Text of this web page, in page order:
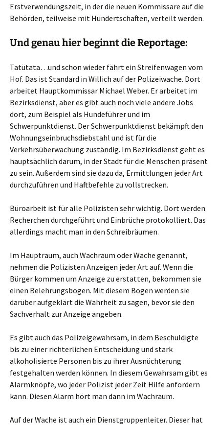
Erstverwendungszeit, in der die neuen Kommissare auf die
Behörden, teilweise mit Hundertschaften, verteilt werden.
Und genau hier beginnt die Reportage:
Tatütata…und schon wieder fährt ein Streifenwagen vom
Hof. Das ist Standard in Willich auf der Polizeiwache. Dort
arbeitet Hauptkommissar Michael Weber. Er arbeitet im
Bezirksdienst, aber es gibt auch noch viele andere Jobs
dort, zum Beispiel als Hundeführer und im
Schwerpunktdienst. Der Schwerpunktdienst bekämpft den
Wohnungseinbruchsdiebstahl und ist für die
Verkehrsüberwachung zuständig. Im Bezirksdienst geht es
hauptsächlich darum, in der Stadt für die Menschen präsent
zu sein. Außerdem sind sie dazu da, Ermittlungen jeder Art
durchzuführen und Haftbefehle zu vollstrecken.
Büroarbeit ist für alle Polizisten sehr wichtig. Dort werden
Recherchen durchgeführt und Einbrüche protokolliert. Das
allerdings macht man in den Schreibräumen.
Im Hauptraum, auch Wachraum oder Wache genannt,
nehmen die Polizisten Anzeigen jeder Art auf. Wenn die
Bürger kommen um Anzeige zu erstatten, bekommen sie
einen Belehrungsbogen. Mit diesem Bogen werden sie
darüber aufgeklärt die Wahrheit zu sagen, bevor sie den
Sachverhalt zur Anzeige angeben.
Es gibt auch das Polizeigewahrsam, in dem Beschuldigte
bis zu einer richterlichen Entscheidung und stark
alkoholisierte Personen bis zu ihrer Ausnüchterung
festgehalten werden können. In diesem Gewahrsam gibt es
Alarmknöpfe, wo jeder Polizist jeder Zeit Hilfe anfordern
kann. Diesen Alarm hört man dann im Wachraum.
Auf der Wache ist auch ein Dienstgruppenleiter. Dieser hat